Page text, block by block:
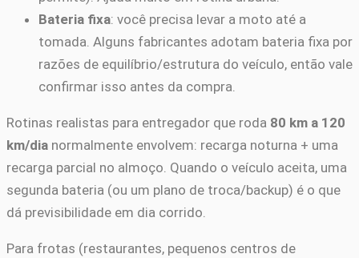
Bateria fixa: você precisa levar a moto até a
tomada. Alguns fabricantes adotam bateria fixa por
razões de equilíbrio/estrutura do veículo, então vale
confirmar isso antes da compra.
Rotinas realistas para entregador que roda 80 km a 120
km/dia normalmente envolvem: recarga noturna + uma
recarga parcial no almoço. Quando o veículo aceita, uma
segunda bateria (ou um plano de troca/backup) é o que
dá previsibilidade em dia corrido.
Para frotas (restaurantes, pequenos centros de